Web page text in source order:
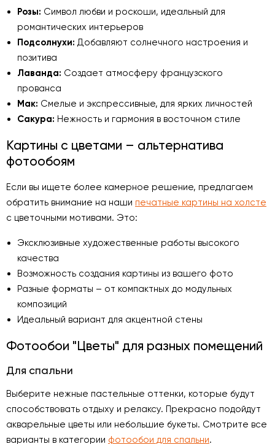
Розы: Символ любви и роскоши, идеальный для
романтических интерьеров
Подсолнухи: Добавляют солнечного настроения и
позитива
Лаванда: Создает атмосферу французского
прованса
Мак: Смелые и экспрессивные, для ярких личностей
Сакура: Нежность и гармония в восточном стиле
Картины с цветами – альтернатива
фотообоям
Если вы ищете более камерное решение, предлагаем
обратить внимание на наши печатные картины на холсте
с цветочными мотивами. Это:
Эксклюзивные художественные работы высокого
качества
Возможность создания картины из вашего фото
Разные форматы – от компактных до модульных
композиций
Идеальный вариант для акцентной стены
Фотообои "Цветы" для разных помещений
Для спальни
Выберите нежные пастельные оттенки, которые будут
способствовать отдыху и релаксу. Прекрасно подойдут
акварельные цветы или небольшие букеты. Смотрите все
варианты в категории фотообои для спальни.